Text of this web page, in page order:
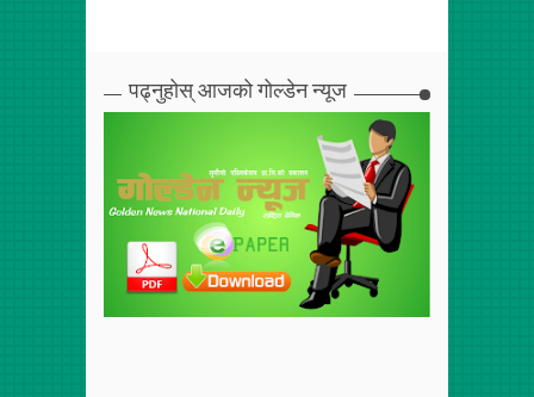
पढ्नुहोस् आजको गोल्डेन न्यूज